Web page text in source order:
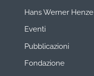
Hans Werner Henze
Eventi
Pubblicazioni
Fondazione